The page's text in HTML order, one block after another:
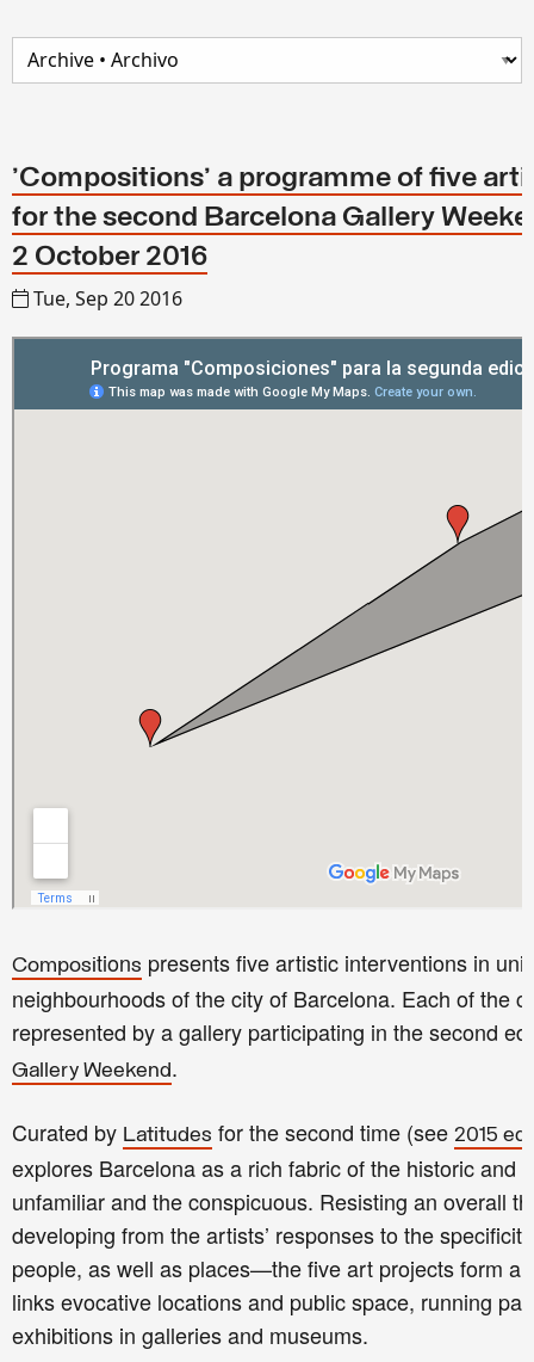
'Compositions' a programme of five
for the second Barcelona Gallery
2 October 2016
Tue, Sep 20 2016
Compositions presents five artistic interventions in
neighbourhoods of the city of Barcelona. Each of the
represented by a gallery participating in the second
Gallery Weekend.
Curated by Latitudes for the second time (see 2015
explores Barcelona as a rich fabric of the historic and
unfamiliar and the conspicuous. Resisting an overall
developing from the artists’ responses to the
people, as well as places—the five art projects form a
links evocative locations and public space, running
exhibitions in galleries and museums.